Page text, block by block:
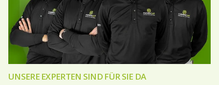
UNSERE EXPERTEN SIND FÜR SIE DA